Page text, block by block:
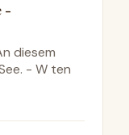
-
diesem
- W ten